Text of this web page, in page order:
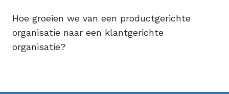
Hoe groeien we van een productgerichte
organisatie naar een klantgerichte
organisatie?